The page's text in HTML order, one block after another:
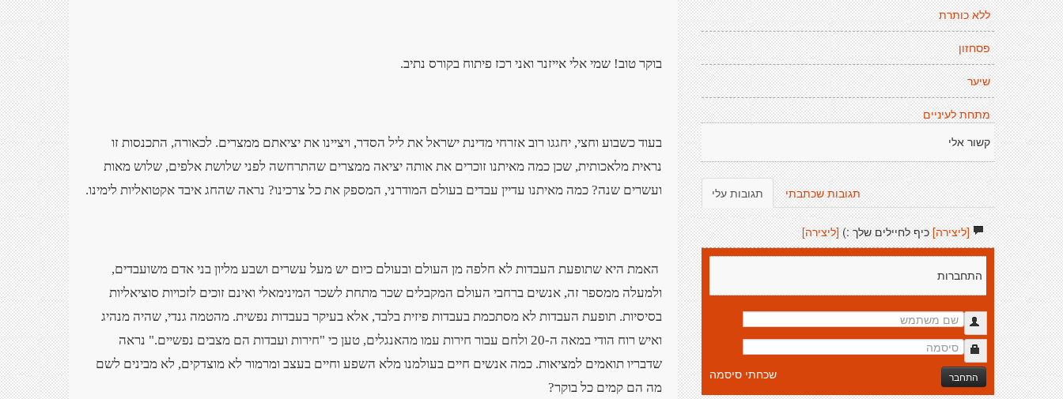
בוקר טוב! שמי אלי אייזנר ואני רכז פיתוח בקורס נתיב.
בעוד כשבוע וחצי, יחגגו רוב אזרחי מדינת ישראל את ליל הסדר, ויציינו את יציאתם ממצרים. לכאורה, התכנסות זו
נראית מלאכותית, שכן כמה מאיתנו זוכרים את אותה יציאה ממצרים שהתרחשה לפני שלושת אלפים, שלוש מאות
ועשרים שנה? כמה מאיתנו עדיין עבדים בעולם המודרני, המספק את כל צרכינו? נראה שהחג איבד אקטואליות לימינו.
האמת היא שתופעת העבדות לא חלפה מן העולם ובעולם כיום יש מעל עשרים ושבע מליון בני אדם משועבדים,
ולמעלה ממספר זה, אנשים ברחבי העולם המקבלים שכר מתחת לשכר המינימאלי ואינם זוכים לזכויות סוציאליות
בסיסיות. תופעת העבדות לא מסתכמת בעבדות פיזית בלבד, אלא בעיקר בעבדות נפשית. מהטמה גנדי, שהיה מנהיג
ואיש רוח הודי במאה ה-20 ולחם עבור חירות עמו מהאנגלים, טען כי "חירות ועבדות הם מצבים נפשיים." נראה
שדבריו תואמים למציאות. כמה אנשים חיים בעולמנו מלא השפע וחיים בעצב ומרמור לא מוצדקים, לא מבינים לשם
מה הם קמים כל בוקר?
ללא כותרת
פסחזון
שיער
מתחת לעיניים
קשור אלי
תגובות עלי תגובות שכתבתי
[ליצירה]כיף לחיילים שלך :) [ליצירה]
התחברות
התחבר שכחתי סיסמה